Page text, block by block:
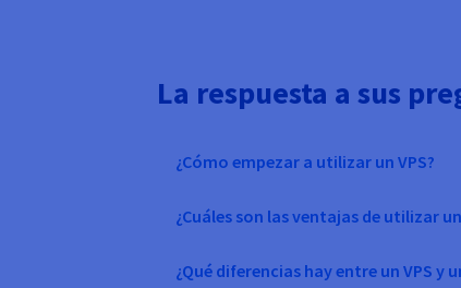
La respuesta a sus
¿Cómo empezar a utilizar un VPS?
¿Cuáles son las ventajas de utilizar
¿Qué diferencias hay entre un VPS